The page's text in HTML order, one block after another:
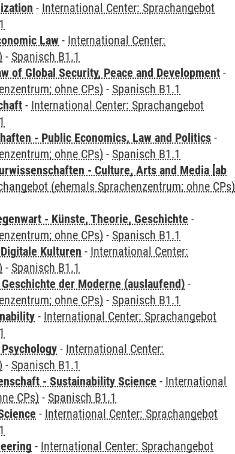
- International Center: Sprachangebot
Law - International Center:
- Spanisch B1.1
of Global Security, Peace and Development -
ohne CPs) - Spanisch B1.1
- International Center: Sprachangebot
- Public Economics, Law and Politics -
ohne CPs) - Spanisch B1.1
- Culture, Arts and Media [ab
(ehemals Sprachenzentrum; ohne CPs)
- Künste, Theorie, Geschichte -
ohne CPs) - Spanisch B1.1
Kulturen - International Center:
- Spanisch B1.1
der Moderne (auslaufend) -
ohne CPs) - Spanisch B1.1
- International Center: Sprachangebot
- International Center:
- Spanisch B1.1
- Sustainability Science - International
CPs) - Spanisch B1.1
- International Center: Sprachangebot
- International Center: Sprachangebot